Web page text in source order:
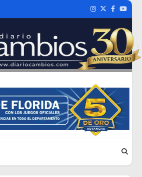
Instagram
TwitterFacebook